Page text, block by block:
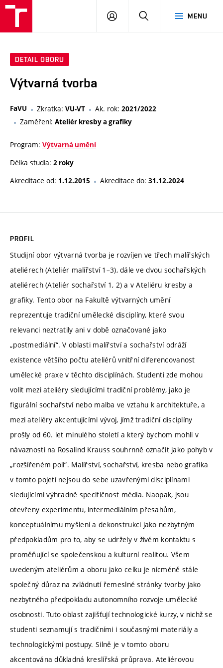
MENU
PŘIHLÁSIT
DETAIL OBORU
Výtvarná tvorba
FaVU Zkratka: VU-VT Ak. rok: 2021/2022
Zaměření: Ateliér kresby a grafiky
Program: Výtvarná umění
Délka studia: 2 roky
Akreditace od: 1.12.2015 Akreditace do: 31.12.2024
PROFIL
Studijní obor výtvarná tvorba je rozvíjen ve třech malířských
ateliérech (Ateliér malířství 1–3), dále ve dvou sochařských
ateliérech (Ateliér sochařství 1, 2) a v Ateliéru kresby a
grafiky. Tento obor na Fakultě výtvarných umění
reprezentuje tradiční umělecké disciplíny, které svou
relevanci neztratily ani v době označované jako
„postmediální“. V oblasti malířství a sochařství odráží
existence většího počtu ateliérů vnitřní diferencovanost
umělecké praxe v těchto disciplínách. Studenti zde mohou
volit mezi ateliéry sledujícími tradiční problémy, jako je
figurální sochařství nebo malba ve vztahu k architektuře, a
mezi ateliéry akcentujícími vývoj, jímž tradiční disciplíny
prošly od 60. let minulého století a který bychom mohli v
návaznosti na Rosalind Krauss souhrnně označit jako pohyb v
„rozšířeném poli“. Malířství, sochařství, kresba nebo grafika
v tomto pojetí nejsou do sebe uzavřenými disciplínami
sledujícími výhradně specifičnost média. Naopak, jsou
otevřeny experimentu, intermediálním přesahům,
konceptuálnímu myšlení a dekonstrukci jako nezbytným
předpokladům pro to, aby se udržely v živém kontaktu s
proměňující se společenskou a kulturní realitou. Všem
uvedeným ateliérům a oboru jako celku je nicméně stále
společný důraz na zvládnutí řemeslné stránky tvorby jako
nezbytného předpokladu autonomního rozvoje umělecké
osobnosti. Tuto oblast zajišťují technologické kurzy, v nichž se
studenti seznamují s tradičními i současnými materiály a
technologickými postupy. Silně je v tomto oboru
akcentována důkladná kreslířská průprava. Ateliérovou